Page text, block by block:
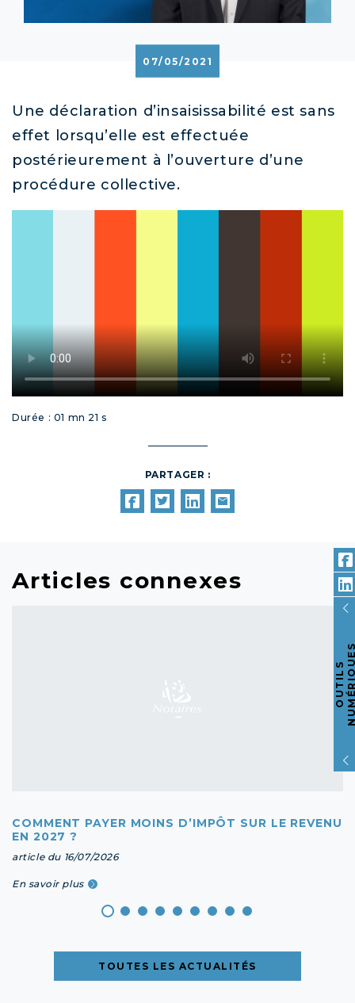
07/05/2021
Une déclaration d’insaisissabilité est sans
effet lorsqu’elle est effectuée
postérieurement à l’ouverture d’une
procédure collective.
Durée : 01 mn 21 s
PARTAGER :
Articles connexes
COMMENT PAYER MOINS D’IMPÔT SUR LE REVENU
EN 2027 ?
article du 16/07/2026
En savoir plus
TOUTES LES ACTUALITÉS
O
U
T
I
L
S
N
U
M
É
R
I
Q
U
E